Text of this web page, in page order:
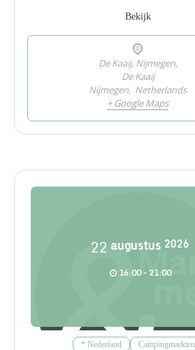
Bekijk
De Kaaij, Nijmegen,
De Kaaij
Nijmegen, Netherlands
+ Google Maps
22 augustus 2026
16:00 - 21:00
* Nederland
Campingmarkten